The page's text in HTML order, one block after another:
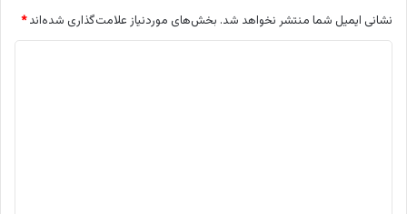
نشانی ایمیل شما منتشر نخواهد شد. بخش‌های موردنیاز علامت‌گذاری شده‌اند*